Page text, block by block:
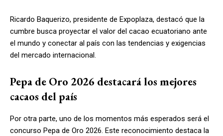
Ricardo Baquerizo, presidente de Expoplaza, destacó que la
cumbre busca proyectar el valor del cacao ecuatoriano ante
el mundo y conectar al país con las tendencias y exigencias
del mercado internacional.
Pepa de Oro 2026 destacará los mejores
cacaos del país
Por otra parte, uno de los momentos más esperados será el
concurso Pepa de Oro 2026. Este reconocimiento destaca la